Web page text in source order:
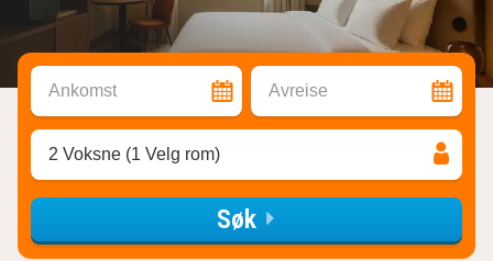
Ankomst Avreise
2 Voksne (1 Velg rom)
Søk